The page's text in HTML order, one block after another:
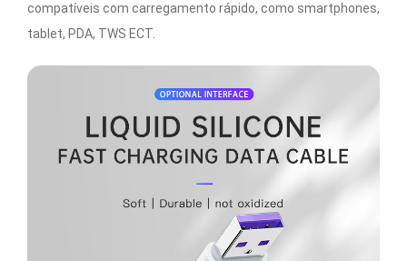
compatíveis com carregamento rápido, como smartphones,
tablet, PDA, TWS ECT.